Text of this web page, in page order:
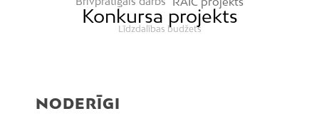
Konkursa projekts
Līdzdalības budžets
NODERĪGI